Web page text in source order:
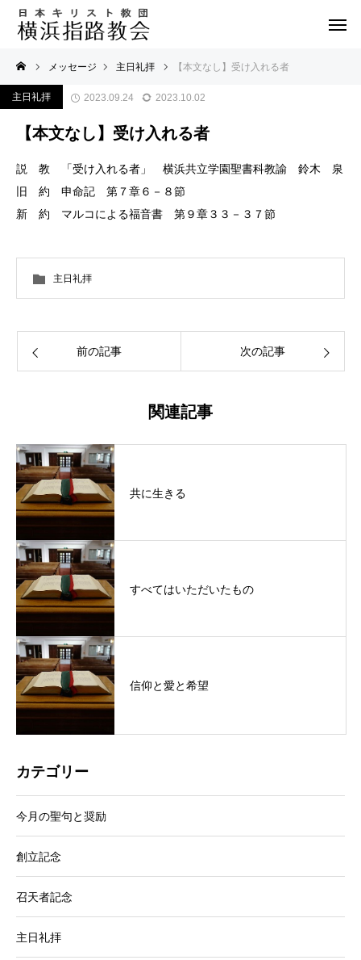
メッセージ 主日礼拝 【本文なし】受け入れる者
主日礼拝 2023.09.24 2023.10.02
【本文なし】受け入れる者
説 教 「受け入れる者」 横浜共立学園聖書科教諭 鈴木 泉
旧 約 申命記 第７章６－８節
新 約 マルコによる福音書 第９章３３－３７節
主日礼拝
前の記事 次の記事
関連記事
共に生きる
すべてはいただいたもの
信仰と愛と希望
カテゴリー
今月の聖句と奨励
創立記念
召天者記念
主日礼拝